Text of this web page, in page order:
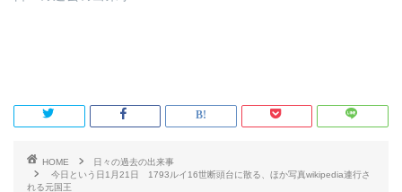
HOME
日々の過去の出来事
今日という日1月21日 1793ルイ16世断頭台に散る、ほか写真wikipedia連行さ
れる元国王